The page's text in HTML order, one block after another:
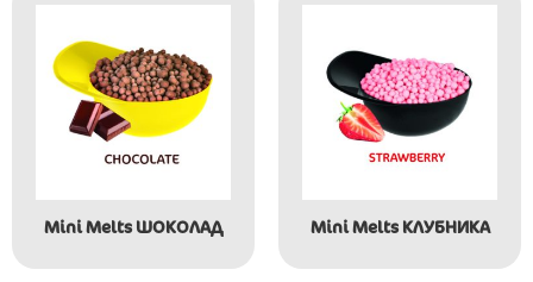
Mini Melts ШОКОЛАД Mini Melts КЛУБНИКА